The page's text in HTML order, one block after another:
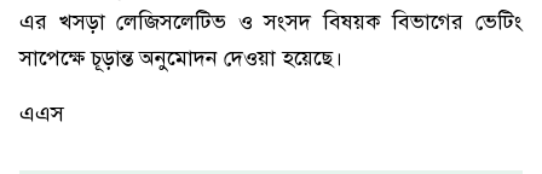
এর খসড়া লেজিসলেটিভ ও সংসদ বিষয়ক বিভাগের ভেটিং
সাপেক্ষে চূড়ান্ত অনুমোদন দেওয়া হয়েছে।
এএস